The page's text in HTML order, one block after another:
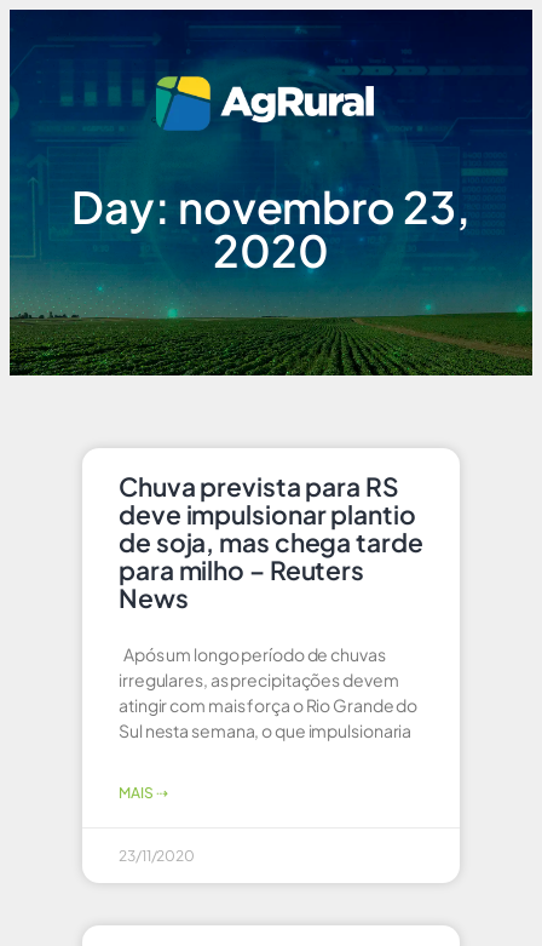
Day: novembro 23,
2020
Chuva prevista para RS
deve impulsionar plantio
de soja, mas chega tarde
para milho – Reuters
News
Após um longo período de chuvas
irregulares, as precipitações devem
atingir com mais força o Rio Grande do
Sul nesta semana, o que impulsionaria
MAIS ⇢
23/11/2020